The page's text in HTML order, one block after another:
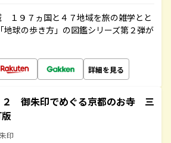
１９７ヵ国と４７地域を旅の雑学とと
地球の歩き方」の図鑑シリーズ第２弾が
詳細を見る
２ 御朱印でめぐる京都のお寺 三
印